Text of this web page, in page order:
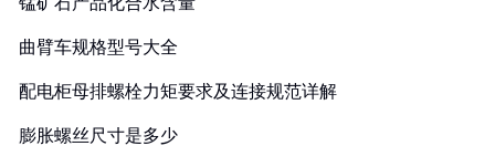
曲臂车规格型号大全
配电柜母排螺栓力矩要求及连接规范详解
膨胀螺丝尺寸是多少